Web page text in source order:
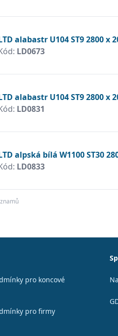
alabastr U104 ST9 2800 x
LD0673
alabastr U104 ST9 2800 x
LD0831
alpská bílá W1100 ST30
LD0833
pro koncové
pro firmy